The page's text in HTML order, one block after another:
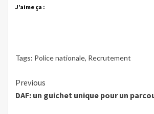
J’aime ça :
Tags: Police nationale, Recrutement
Continue
Reading
Previous
DAF: un guichet unique pour un